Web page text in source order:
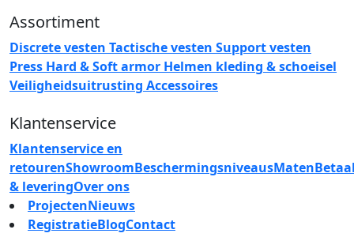
Assortiment
Discrete vesten Tactische vesten Support vesten
Press Hard & Soft armor Helmen kleding & schoeisel
Veiligheidsuitrusting Accessoires
Klantenservice
Klantenservice en
retourenShowroomBeschermingsniveausMaten
& leveringOver ons
ProjectenNieuws
RegistratieBlogContact